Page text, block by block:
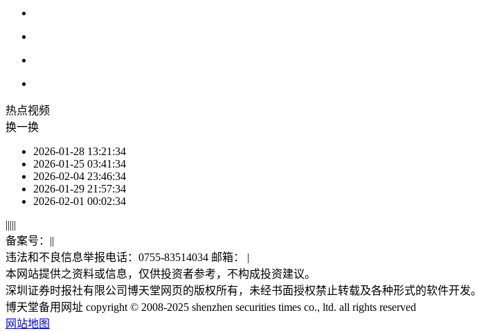
热点视频
换一换
2026-01-28 13:21:34
2026-01-25 03:41:34
2026-02-04 23:46:34
2026-01-29 21:57:34
2026-02-01 00:02:34
|||||
备案号： ||
违法和不良信息举报电话：0755-83514034 邮箱： |
本网站提供之资料或信息，仅供投资者参考，不构成投资建议。
深圳证券时报社有限公司博天堂网页的版权所有，未经书面授权禁止转载及各种形式的软件开发。
博天堂备用网址 copyright © 2008-2025 shenzhen securities times co., ltd. all rights reserved
网站地图